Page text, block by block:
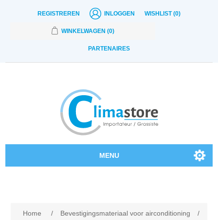
REGISTREREN INLOGGEN WISHLIST (0)
WINKELWAGEN (0)
PARTENAIRES
MENU
Home / Bevestigingsmateriaal voor airconditioning
/